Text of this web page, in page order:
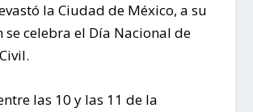
la Ciudad de México, a su
se celebra el Día Nacional de
las 10 y las 11 de la